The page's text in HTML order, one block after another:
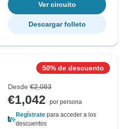
Ver circuito
Descargar folleto
50% de descuento
Desde €2,083
€1,042
por persona
Regístrate para acceder a los
descuentos